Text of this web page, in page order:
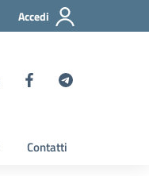
Accedi
Contatti